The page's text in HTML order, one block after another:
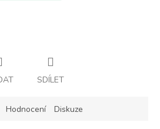
SDÍLET
Hodnocení Diskuze